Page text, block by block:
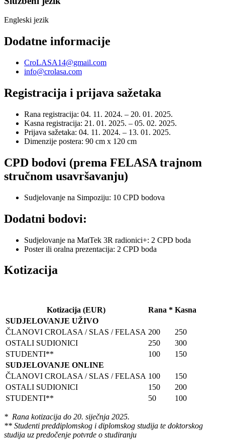
Engleski jezik
Dodatne informacije
CroLASA14@gmail.com
info@crolasa.com
Registracija i prijava sažetaka
Rana registracija: 04. 11. 2024. – 20. 01. 2025.
Kasna registracija: 21. 01. 2025. – 05. 02. 2025.
Prijava sažetaka: 04. 11. 2024. – 13. 01. 2025.
Dimenzije postera: 90 cm x 120 cm
CPD bodovi (prema FELASA trajnom
stručnom usavršavanju)
Sudjelovanje na Simpoziju: 10 CPD bodova
Dodatni bodovi:
Sudjelovanje na MatTek 3R radionici+: 2 CPD boda
Poster ili oralna prezentacija: 2 CPD boda
Kotizacija
Kotizacija (EUR) Rana * Kasna
SUDJELOVANJE UŽIVO
ČLANOVI CROLASA / SLAS / FELASA 200
250
OSTALI SUDIONICI
250
300
STUDENTI**
100
150
SUDJELOVANJE ONLINE
ČLANOVI CROLASA / SLAS / FELASA 100
150
OSTALI SUDIONICI
150
200
STUDENTI**
50 100
* Rana kotizacija do 20. siječnja 2025.
** Studenti preddiplomskog i diplomskog studija te doktorskog
studija uz predočenje potvrde o studiranju